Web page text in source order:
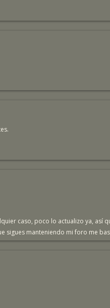
caso, poco lo actualizo ya, así
sigues manteniendo mi foro me